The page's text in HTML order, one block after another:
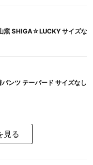
窯 SHIGA☆LUCKY サイズな
ンツ テーパード サイズなし
見る